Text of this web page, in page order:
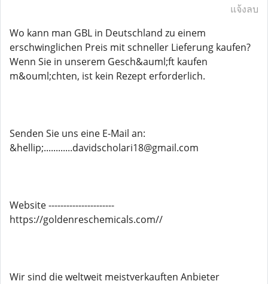
แจ้งลบ
Wo kann man GBL in Deutschland zu einem
erschwinglichen Preis mit schneller Lieferung kaufen?
Wenn Sie in unserem Gesch&auml;ft kaufen
m&ouml;chten, ist kein Rezept erforderlich.
Senden Sie uns eine E-Mail an:
&hellip;............davidscholari18@gmail.com
Website ----------------------
https://goldenreschemicals.com//
Wir sind die weltweit meistverkauften Anbieter